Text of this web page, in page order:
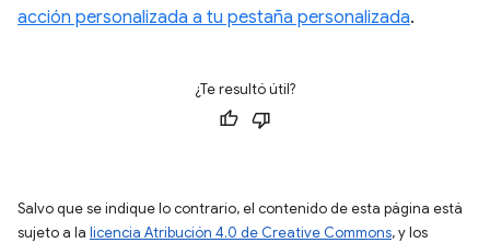
acción personalizada a tu pestaña personalizada.
¿Te resultó útil?
Salvo que se indique lo contrario, el contenido de esta página está
sujeto a la licencia Atribución 4.0 de Creative Commons, y los